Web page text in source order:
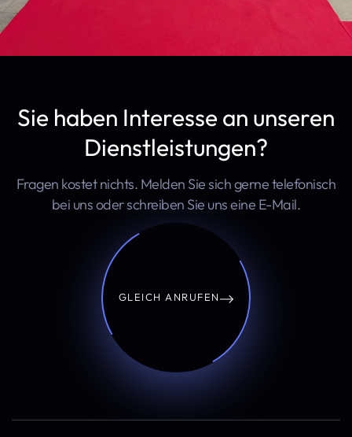
Sie haben Interesse an unseren
Dienstleistungen?
Fragen kostet nichts. Melden Sie sich gerne telefonisch
bei uns oder schreiben Sie uns eine E-Mail.
GLEICH ANRUFEN